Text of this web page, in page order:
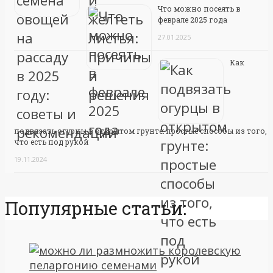
Что можно посеять в
феврале 2025 года
27.01.2025
Как
подвязать огурцы в открытом грунте: простые способы из того,
что есть под рукой
19.11.2024
Популярные статьи: